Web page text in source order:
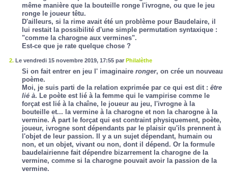
même manière que la bouteille ronge l'ivrogne, ou que le jeu
ronge le joueur têtu.
D'ailleurs, si la rime avait été un problème pour Baudelaire, il
lui restait la possibilité d'une simple permutation syntaxique :
"comme la charogne aux vermines".
Est-ce que je rate quelque chose ?
2. Le vendredi 15 novembre 2019, 17:55 par Philalèthe
Si on fait entrer en jeu l' imaginaire ronger, on crée un nouveau
poème.
Moi, je suis parti de la relation exprimée par ce qui est dit : être
lié à. Le poète est lié à la femme qui le vampirise comme le
forçat est lié à la chaîne, le joueur au jeu, l'ivrogne à la
bouteille et... la vermine à la charogne et non la charogne à la
vermine. À part le forçat qui est contraint physiquement, poète,
joueur, ivrogne sont dépendants par le plaisir qu'ils prennent à
l'objet de leur passion. Il y a un sujet dépendant, humain ou
non, et un objet, vivant ou non, dont il dépend. Or la formule
baudelairienne fait dépendre bizarrement la charogne de la
vermine, comme si la charogne pouvait avoir la passion de la
vermine.